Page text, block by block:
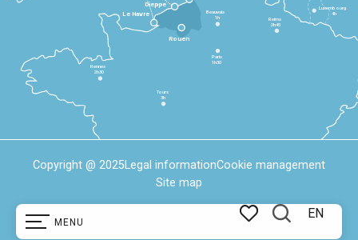
MENU
Search
EN
Le Havre
Dieppe
Rennes
2h30
Tours
3h
Paris
1h30
Beauvais
1h
Reims
2h45
Luxembourg
4h
Rouen
Copyright @ 2025Legal informationCookie management
Site map